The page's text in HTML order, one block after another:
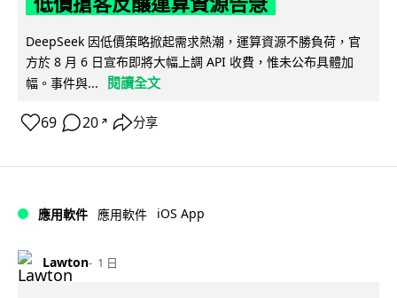
DeepSeek 因低價策略掀起需求熱潮，運算資源不勝負荷，官
方於 8 月 6 日宣布即將大幅上調 API 收費，惟未公布具體加
幅。事件與...
閱讀全文
69 20 ↗ 分享
應用軟件 應用軟件 iOS App
Lawton 1 日